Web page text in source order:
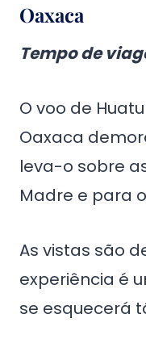
Oaxaca
Tempo de
O voo de
Oaxaca
leva-o sobre
Madre e para
As vistas são
experiência é
se esquecerá